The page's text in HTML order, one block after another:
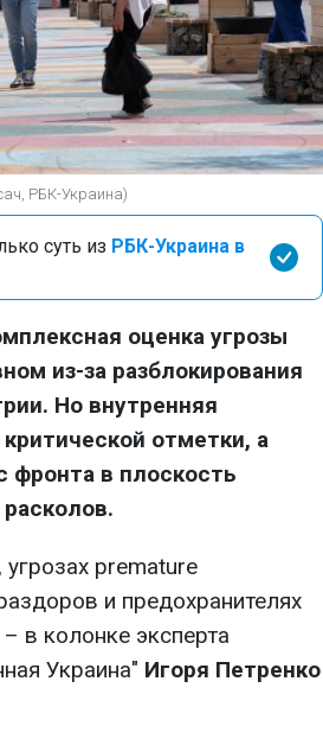
РБК-Украина)
суть из РБК-Украина в
оценка угрозы
из-за разблокирования
Но внутренняя
отметки, а
фронта в плоскость
premature
и предохранителях
в колонке эксперта
Украина" Игоря Петренко